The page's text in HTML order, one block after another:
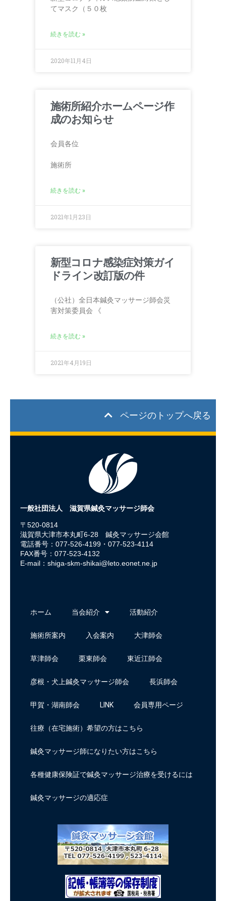
てマスク（５０枚
続きを読む »
2020年11月4日
施術所紹介ホームページ作
成のお知らせ
会員各位
施術所
続きを読む »
2021年1月23日
新型コロナ感染症対策ガイ
ドライン改訂版の件
（公社）全日本鍼灸マッサージ師会災
害対策委員会 《
続きを読む »
2021年4月19日
ページのトップへ戻る
一般社団法人 滋賀県鍼灸マッサージ師会
〒520-0814
滋賀県大津市本丸町6-28 鍼灸マッサージ会館
電話番号：077-526-4199・077-523-4114
FAX番号：077-523-4132
E-mail： shiga-skm-shikai@leto.eonet.ne.jp
ホーム 当会紹介 活動紹介
施術所案内 入会案内 大津師会
草津師会 栗東師会 東近江師会
彦根・犬上鍼灸マッサージ師会 長浜師会
甲賀・湖南師会 LINK 会員専用ページ
往療（在宅施術）希望の方はこちら
鍼灸マッサージ師になりたい方はこちら
各種健康保険証で鍼灸マッサージ治療を受けるには
鍼灸マッサージの適応症